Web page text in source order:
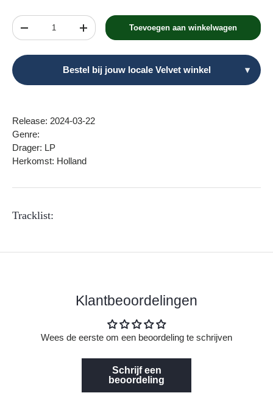
Aantal
Verlaag de hoeveelheidVerhoog de hoeveelheidToevoegen aan winkelwagen
Bestel bij jouw locale Velvet winkel ▾
Release: 2024-03-22
Genre:
Drager: LP
Herkomst: Holland
Tracklist:
Klantbeoordelingen
Wees de eerste om een beoordeling te schrijven
Schrijf een
beoordeling